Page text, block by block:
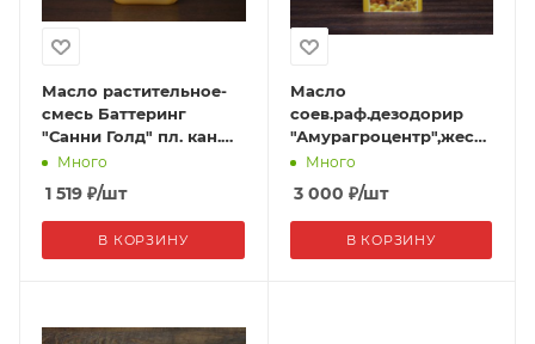
Масло растительное-
смесь Баттеринг
"Санни Голд" пл. кан.
4,6 кг
Много
1 519 ₽/шт
В КОРЗИНУ
Масло
соев.раф.дезодорир
"Амурагроцентр",жесть,
18лМного
3 000 ₽/шт
В КОРЗИНУ